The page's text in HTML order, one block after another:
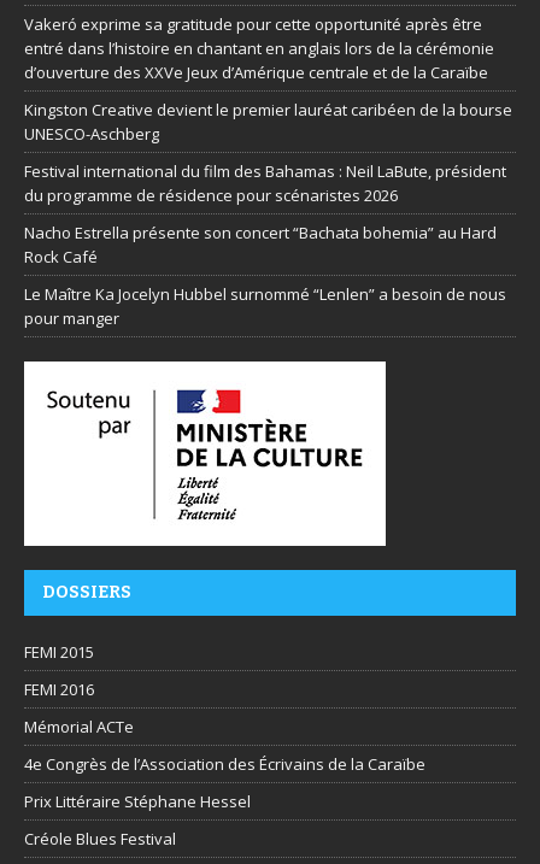
Vakeró exprime sa gratitude pour cette opportunité après être
entré dans l’histoire en chantant en anglais lors de la cérémonie
d’ouverture des XXVe Jeux d’Amérique centrale et de la Caraïbe
Kingston Creative devient le premier lauréat caribéen de la bourse
UNESCO-Aschberg
Festival international du film des Bahamas : Neil LaBute, président
du programme de résidence pour scénaristes 2026
Nacho Estrella présente son concert “Bachata bohemia” au Hard
Rock Café
Le Maître Ka Jocelyn Hubbel surnommé “Lenlen” a besoin de nous
pour manger
DOSSIERS
FEMI 2015
FEMI 2016
Mémorial ACTe
4e Congrès de l’Association des Écrivains de la Caraïbe
Prix Littéraire Stéphane Hessel
Créole Blues Festival